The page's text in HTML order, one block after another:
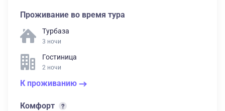
Проживание во время тура
Турбаза
3 ночи
Гостиница
2 ночи
К проживанию
Комфорт